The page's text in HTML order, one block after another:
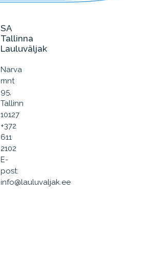
SA
Tallinna
Lauluväljak
Narva
mnt
95,
Tallinn
10127
+372
611
2102
E-
post:
info@lauluvaljak.ee